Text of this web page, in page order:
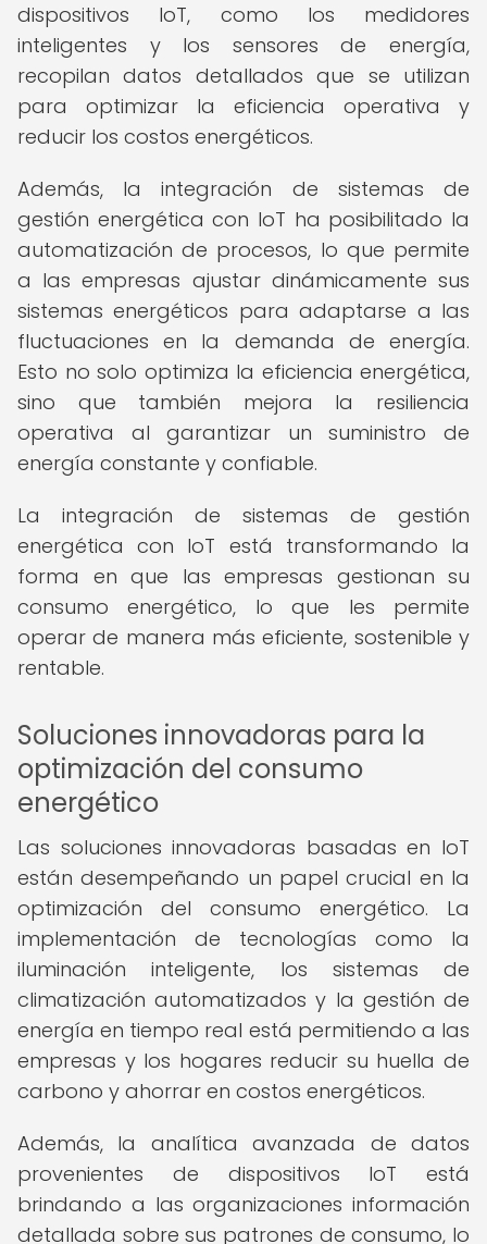
dispositivos IoT, como los medidores
inteligentes y los sensores de energía,
recopilan datos detallados que se utilizan
para optimizar la eficiencia operativa y
reducir los costos energéticos.
Además, la integración de sistemas de
gestión energética con IoT ha posibilitado la
automatización de procesos, lo que permite
a las empresas ajustar dinámicamente sus
sistemas energéticos para adaptarse a las
fluctuaciones en la demanda de energía.
Esto no solo optimiza la eficiencia energética,
sino que también mejora la resiliencia
operativa al garantizar un suministro de
energía constante y confiable.
La integración de sistemas de gestión
energética con IoT está transformando la
forma en que las empresas gestionan su
consumo energético, lo que les permite
operar de manera más eficiente, sostenible y
rentable.
Soluciones innovadoras para la
optimización del consumo
energético
Las soluciones innovadoras basadas en IoT
están desempeñando un papel crucial en la
optimización del consumo energético. La
implementación de tecnologías como la
iluminación inteligente, los sistemas de
climatización automatizados y la gestión de
energía en tiempo real está permitiendo a las
empresas y los hogares reducir su huella de
carbono y ahorrar en costos energéticos.
Además, la analítica avanzada de datos
provenientes de dispositivos IoT está
brindando a las organizaciones información
detallada sobre sus patrones de consumo, lo